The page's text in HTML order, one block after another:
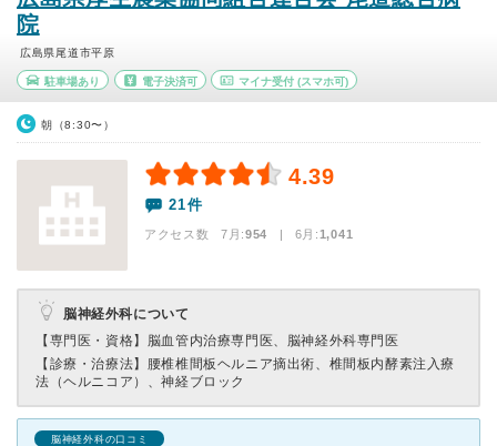
院
広島県尾道市平原
駐車場あり 電子決済可 マイナ受付 (スマホ可)
朝（8:30〜）
4.39
21件
アクセス数 7月:954 | 6月:1,041
脳神経外科について
【専門医・資格】 脳血管内治療専門医、脳神経外科専門医
【診療・治療法】
腰椎椎間板ヘルニア摘出術、椎間板内酵素注入療
法（ヘルニコア）、神経ブロック
脳神経外科の口コミ